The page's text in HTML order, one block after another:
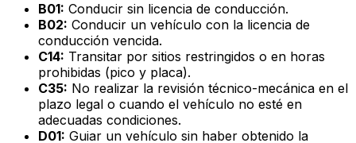
B01: Conducir sin licencia de conducción.
B02: Conducir un vehículo con la licencia de
conducción vencida.
C14: Transitar por sitios restringidos o en horas
prohibidas (pico y placa).
C35: No realizar la revisión técnico-mecánica en el
plazo legal o cuando el vehículo no esté en
adecuadas condiciones.
D01: Guiar un vehículo sin haber obtenido la